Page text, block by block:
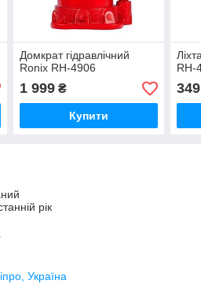
Домкрат гідравлічний
Ronix RH-4906
1 999₴
Купити
RH-
349
рік
Україна